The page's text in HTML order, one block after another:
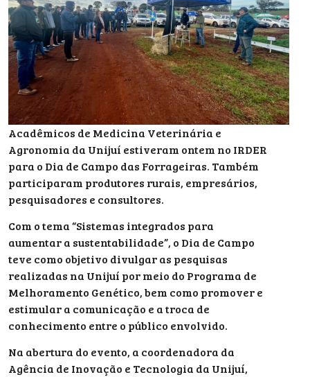
Acadêmicos de Medicina Veterinária e
Agronomia da Unijuí estiveram ontem no IRDER
para o Dia de Campo das Forrageiras. Também
participaram produtores rurais, empresários,
pesquisadores e consultores.
Com o tema “Sistemas integrados para
aumentar a sustentabilidade”, o Dia de Campo
teve como objetivo divulgar as pesquisas
realizadas na Unijuí por meio do Programa de
Melhoramento Genético, bem como promover e
estimular a comunicação e a troca de
conhecimento entre o público envolvido.
Na abertura do evento, a coordenadora da
Agência de Inovação e Tecnologia da Unijuí,